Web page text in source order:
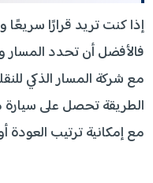
إذا كنت تريد قرارًا
فالأفضل أن تحدد المسار
الطريقة تحصل على سيارة
مع إمكانية ترتيب العودة